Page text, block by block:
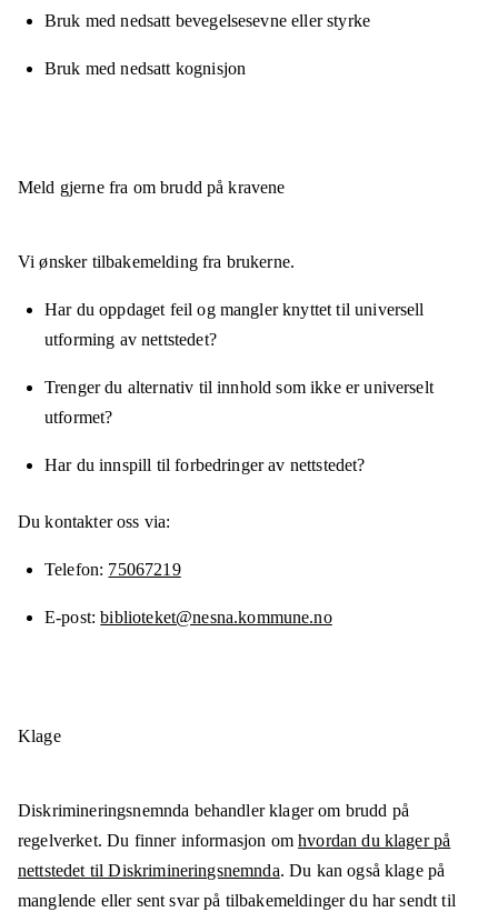
Bruk med nedsatt bevegelsesevne eller styrke
Bruk med nedsatt kognisjon
Meld gjerne fra om brudd på kravene
Vi ønsker tilbakemelding fra brukerne.
Har du oppdaget feil og mangler knyttet til universell
utforming av nettstedet?
Trenger du alternativ til innhold som ikke er universelt
utformet?
Har du innspill til forbedringer av nettstedet?
Du kontakter oss via:
Telefon 75067219
E-post biblioteket@nesna.kommune.no
Klage
Diskrimineringsnemnda behandler klager om brudd på
regelverket. Du finner informasjon omhvordan du klager på
nettstedet til Diskrimineringsnemnda. Du kan også klage på
manglende eller sent svar på tilbakemeldinger du har sendt til